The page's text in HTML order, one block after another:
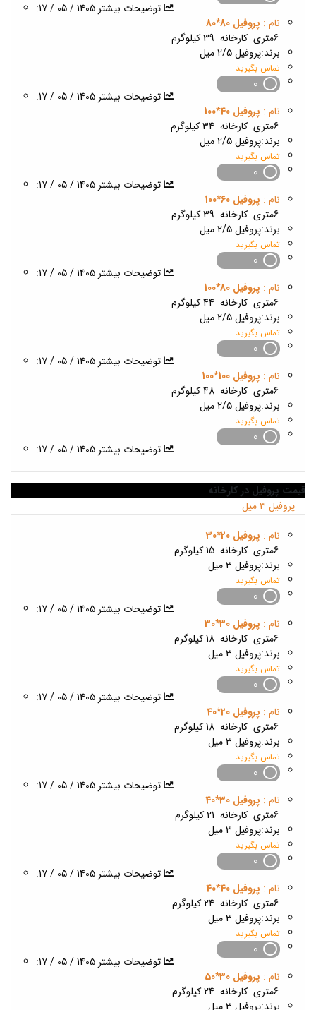
:توضیحات بیشتر
نام : پروفیل 80*80
6متری
کارخانه 39 کیلوگرم
برند:پروفیل 2/5 میل
تماس بگیرید
:توضیحات بیشتر
نام : پروفیل 40*100
6متری
کارخانه 34 کیلوگرم
برند:پروفیل 2/5 میل
تماس بگیرید
:توضیحات بیشتر
نام : پروفیل 60*100
6متری
کارخانه 39 کیلوگرم
برند:پروفیل 2/5 میل
تماس بگیرید
:توضیحات بیشتر
نام : پروفیل 80*100
6متری
کارخانه 44 کیلوگرم
برند:پروفیل 2/5 میل
تماس بگیرید
:توضیحات بیشتر
نام : پروفیل 100*100
6متری
کارخانه 48 کیلوگرم
برند:پروفیل 2/5 میل
تماس بگیرید
:توضیحات بیشتر
قیمت پروفیل در کارخانه
پروفیل 3 میل
نام : پروفیل 20*30
6متری
کارخانه 15 کیلوگرم
برند:پروفیل 3 میل
تماس بگیرید
:توضیحات بیشتر
نام : پروفیل 30*30
6متری
کارخانه 18 کیلوگرم
برند:پروفیل 3 میل
تماس بگیرید
:توضیحات بیشتر
نام : پروفیل 20*40
6متری
کارخانه 18 کیلوگرم
برند:پروفیل 3 میل
تماس بگیرید
:توضیحات بیشتر
نام : پروفیل 30*40
6متری
کارخانه 21 کیلوگرم
برند:پروفیل 3 میل
تماس بگیرید
:توضیحات بیشتر
نام : پروفیل 40*40
6متری
کارخانه 24 کیلوگرم
برند:پروفیل 3 میل
تماس بگیرید
:توضیحات بیشتر
نام : پروفیل 30*50
6متری
کارخانه 24 کیلوگرم
برند:پروفیل 3 میل